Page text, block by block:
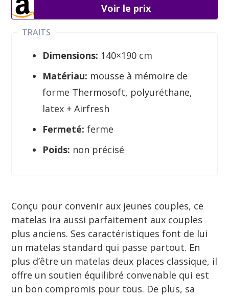
TRAITS
Dimensions: 140×190 cm
Matériau: mousse à mémoire de
forme Thermosoft, polyuréthane,
latex + Airfresh
Fermeté: ferme
Poids: non précisé
Voir le prix
Conçu pour convenir aux jeunes couples, ce
matelas ira aussi parfaitement aux couples
plus anciens. Ses caractéristiques font de lui
un matelas standard qui passe partout. En
plus d’être un matelas deux places classique, il
offre un soutien équilibré convenable qui est
un bon compromis pour tous. De plus, sa